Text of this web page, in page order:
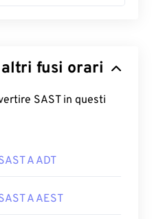
altri fusi orari
SAST in questi
A ADT
A AEST